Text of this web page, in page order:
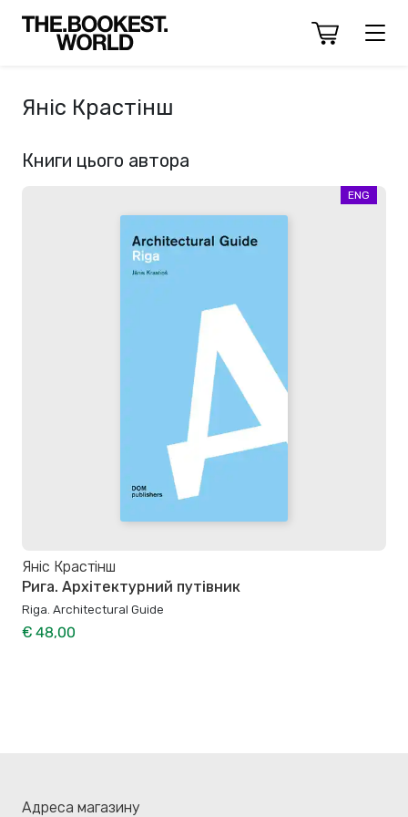
Яніс Крастінш
Книги цього автора
ENG
Яніс Крастінш
Рига. Архітектурний путівник
Riga. Architectural Guide
€ 48,00
Адреса магазину